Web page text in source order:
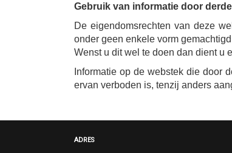
Gebruik van informatie door
De eigendomsrechten van deze
onder geen enkele vorm
Wenst u dit wel te doen dan dient u
Informatie op de webstek die door
ervan verboden is, tenzij anders
ADRES